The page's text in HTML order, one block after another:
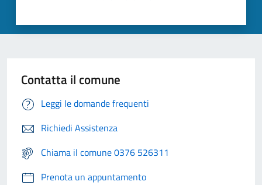
Contatta il comune
Leggi le domande frequenti
Richiedi Assistenza
Chiama il comune 0376 526311
Prenota un appuntamento